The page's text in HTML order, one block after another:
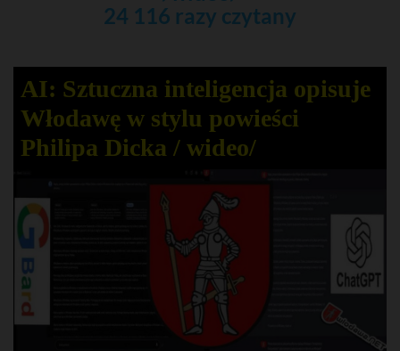
24 116 razy czytany
AI: Sztuczna inteligencja opisuje
Włodawę w stylu powieści
Philipa Dicka / wideo/